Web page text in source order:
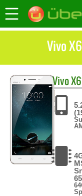
Vivo
Vivo